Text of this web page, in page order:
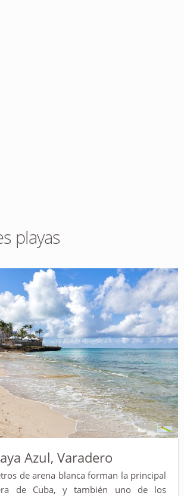
playas
Azul, Varadero
de arena blanca forman la principal
de Cuba, y también uno de los